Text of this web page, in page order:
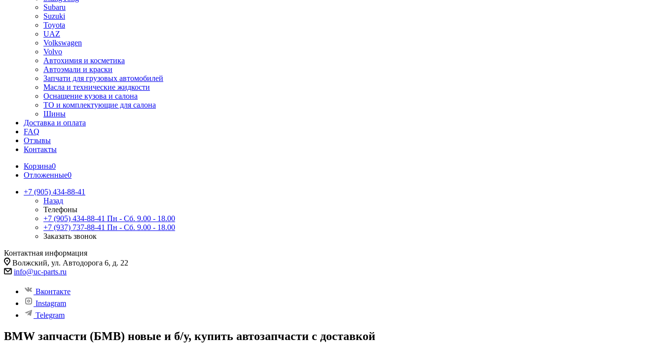
Subaru
Suzuki
Toyota
UAZ
Volkswagen
Volvo
Автохимия и косметика
Автоэмали и краски
Запчати для грузовых автомобилей
Масла и технические жидкости
Оснащение кузова и салона
ТО и комплектующие для салона
Шины
Доставка и оплата
FAQ
Отзывы
Контакты
Корзина0
Отложенные0
+7 (905) 434-88-41
Назад
Телефоны
+7 (905) 434-88-41 Пн - Сб. 9.00 - 18.00
+7 (937) 737-88-41 Пн - Сб. 9.00 - 18.00
Заказать звонок
Контактная информация
Волжский, ул. Автодорога 6, д. 22
info@uc-parts.ru
Вконтакте
Instagram
Telegram
BMW запчасти (БМВ) новые и б/у, купить автозапчасти с доставкой